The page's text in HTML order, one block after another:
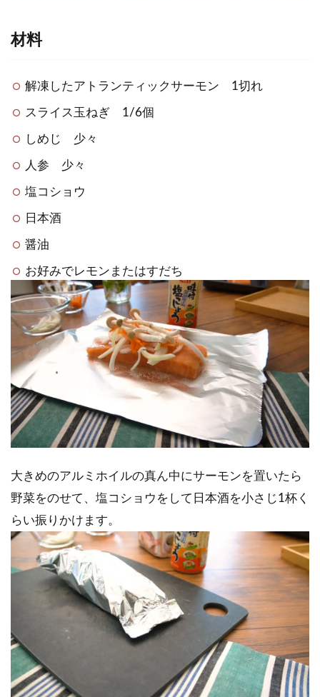
材料
解凍したアトランティックサーモン 1切れ
スライス玉ねぎ 1/6個
しめじ 少々
人参 少々
塩コショウ
日本酒
醤油
お好みでレモンまたはすだち
大きめのアルミホイルの真ん中にサーモンを置いたら
野菜をのせて、塩コショウをして日本酒を小さじ1杯く
らい振りかけます。